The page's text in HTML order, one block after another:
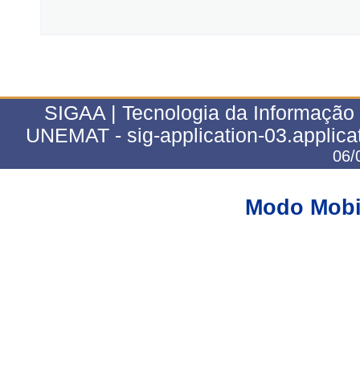
SIGAA | Tecnologia da
UNEMAT - sig-application-
06/
Modo